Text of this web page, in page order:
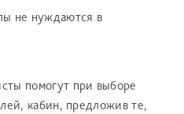
не нуждаются в
помогут при выборе
кабин, предложив те,